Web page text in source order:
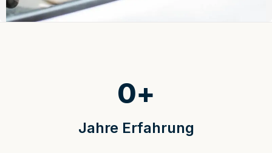
Jahre Erfahrung
0+